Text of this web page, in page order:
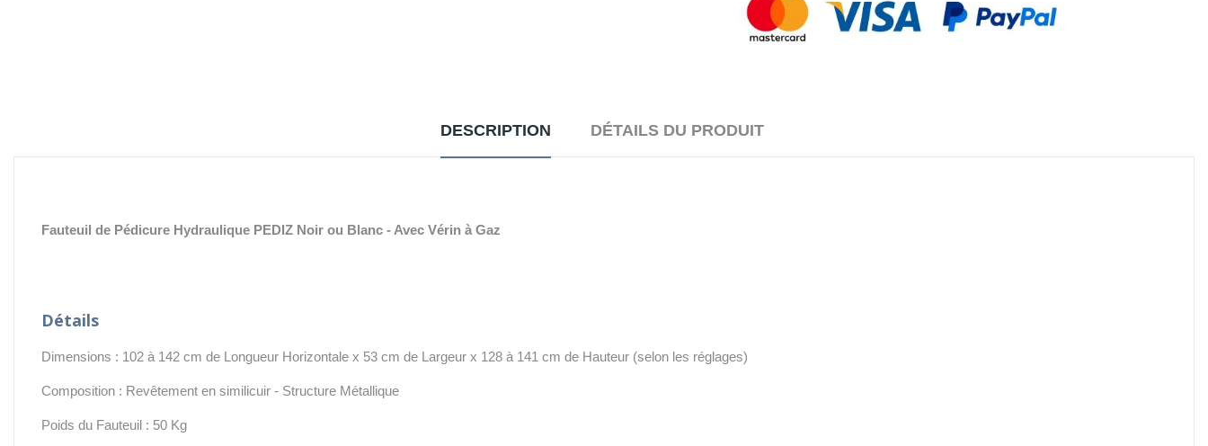
DESCRIPTION DÉTAILS DU PRODUIT
Fauteuil de Pédicure Hydraulique PEDIZ Noir ou Blanc - Avec Vérin à Gaz
Détails
Dimensions : 102 à 142 cm de Longueur Horizontale x 53 cm de Largeur x 128 à 141 cm de Hauteur (selon les réglages)
Composition : Revêtement en similicuir - Structure Métallique
Poids du Fauteuil : 50 Kg